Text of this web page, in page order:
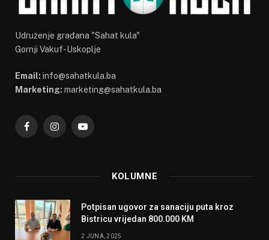
Udruženje građana "Sahat kula"
Gornji Vakuf-Uskoplje
Email: info@sahatkula.ba
Marketing: marketing@sahatkula.ba
FacebookInstagramYouTube
KOLUMNE
Potpisan ugovor za sanaciju puta kroz
Bistricu vrijedan 800.000 KM
2 JUNA, 2025